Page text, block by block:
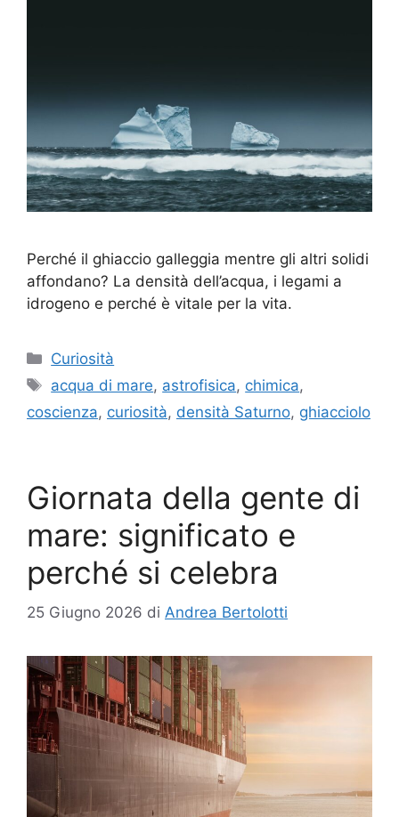
Perché il ghiaccio galleggia mentre gli altri solidi
affondano? La densità dell’acqua, i legami a
idrogeno e perché è vitale per la vita.
Categorie
Curiosità
Tag
acqua di mare, astrofisica, chimica,
coscienza, curiosità, densità Saturno, ghiacciolo
Giornata della gente di
mare: significato e
perché si celebra
25 Giugno 2026 di Andrea Bertolotti